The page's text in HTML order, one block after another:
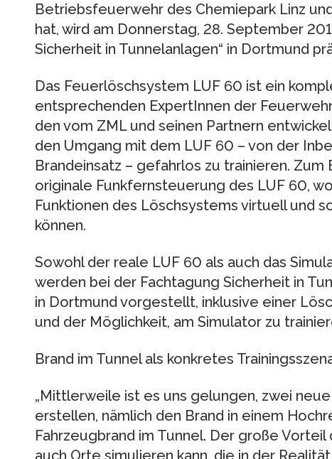
Betriebsfeuerwehr des Chemiepark Linz
hat, wird am Donnerstag, 28. September
Sicherheit in Tunnelanlagen“ in Dortmund
Das Feuerlöschsystem LUF 60 ist ein
entsprechenden ExpertInnen der
den vom ZML und seinen Partnern
den Umgang mit dem LUF 60 – von der
Brandeinsatz – gefahrlos zu trainieren. Zum
originale Funkfernsteuerung des LUF 60,
Funktionen des Löschsystems virtuell und
können.
Sowohl der reale LUF 60 als auch das
werden bei der Fachtagung Sicherheit in
in Dortmund vorgestellt, inklusive einer
und der Möglichkeit, am Simulator zu
Brand im Tunnel als konkretes
„Mittlerweile ist es uns gelungen, zwei
erstellen, nämlich den Brand in einem
Fahrzeugbrand im Tunnel. Der große Vorteil